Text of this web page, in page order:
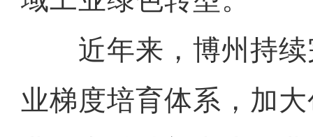
近年来，博州持续
业梯度培育体系，加